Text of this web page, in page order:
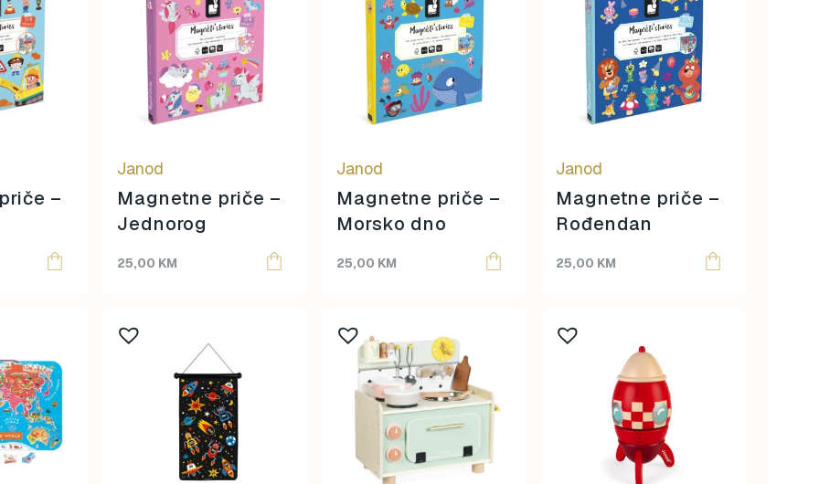
–
Janod
Magnetne priče –
Jednorog
25,00 KM
Janod
Magnetne priče –
Morsko dno
25,00 KM
Janod
Magnetne priče –
Rođendan
25,00 KM